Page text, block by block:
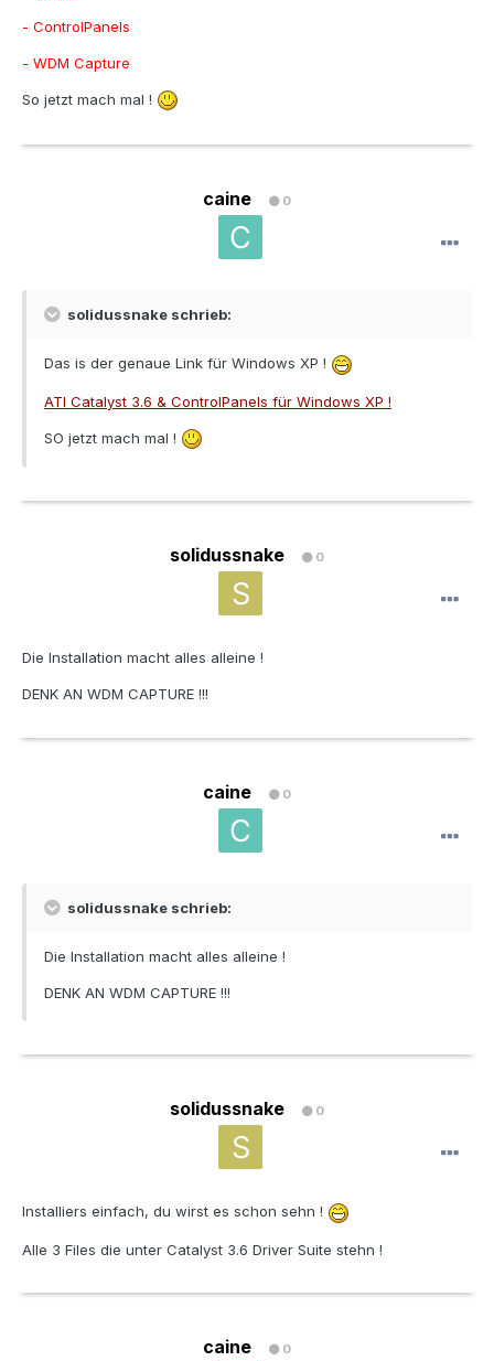
- ControlPanels
- WDM Capture
So jetzt mach mal !
caine 0
solidussnake schrieb:
Das is der genaue Link für Windows XP !
ATI Catalyst 3.6 & ControlPanels für Windows XP !
SO jetzt mach mal !
solidussnake 0
Die Installation macht alles alleine !
DENK AN WDM CAPTURE !!!
caine 0
solidussnake schrieb:
Die Installation macht alles alleine !
DENK AN WDM CAPTURE !!!
solidussnake 0
Installiers einfach, du wirst es schon sehn !
Alle 3 Files die unter Catalyst 3.6 Driver Suite stehn !
caine 0